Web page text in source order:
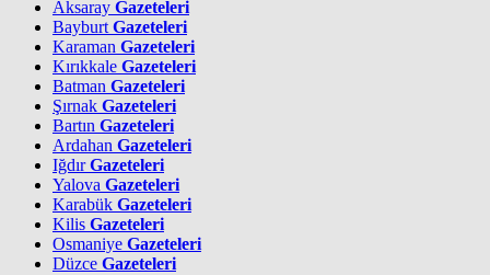
Aksaray Gazeteleri
Bayburt Gazeteleri
Karaman Gazeteleri
Kırıkkale Gazeteleri
Batman Gazeteleri
Şırnak Gazeteleri
Bartın Gazeteleri
Ardahan Gazeteleri
IğdırGazeteleri
Yalova Gazeteleri
Karabük Gazeteleri
Kilis Gazeteleri
Osmaniye Gazeteleri
Düzce Gazeteleri